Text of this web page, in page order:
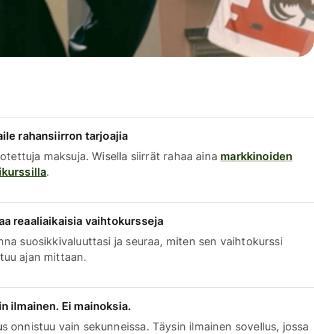
rahansiirron tarjoajia
maksuja. Wisella siirrät rahaa aina markkinoiden
.
reaaliaikaisia vaihtokursseja
suosikkivaluuttasi ja seuraa, miten sen vaihtokurssi
ajan mittaan.
ilmainen. Ei mainoksia.
onnistuu vain sekunneissa. Täysin ilmainen sovellus, jossa